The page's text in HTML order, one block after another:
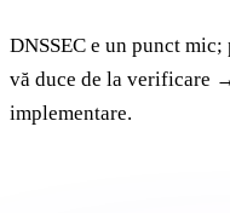
DNSSEC e un punct
vă duce de la
implementare.